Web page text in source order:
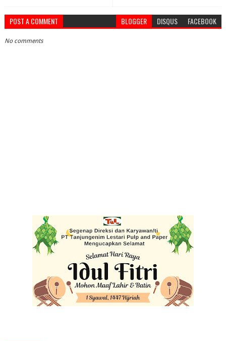
POST A COMMENT BLOGGER DISQUS FACEBOOK
No comments